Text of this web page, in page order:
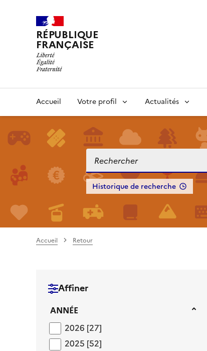
RÉPUBLIQUE
FRANÇAISE
Accueil Votre profil Actualités
Historique de recherche
Accueil Retour
Affiner
Année
ANNÉE
20262026 [27]
20252025 [52]